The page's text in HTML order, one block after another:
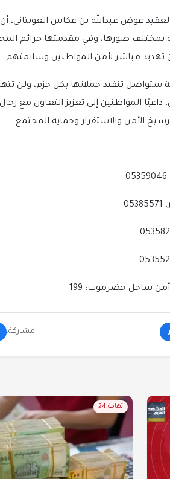
العقيد عوض عبدالله بن عكاس
صورها، وفي مقدمتها جرائم
تهديد مباشر لأمن المواطنين وسلامتهم.
ستواصل تنفيذ حملاتها بكل حزم، ولن
داعيًا المواطنين إلى تعزيز التعاون مع
الأمن والاستقرار وحماية المجتمع.
مشاركة:
تهامة 24